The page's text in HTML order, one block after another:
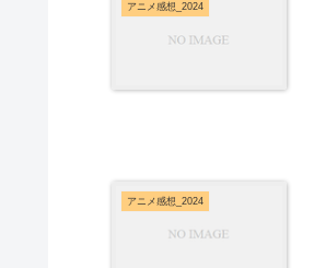
アニメ感想_2024
アニメ感想_2024